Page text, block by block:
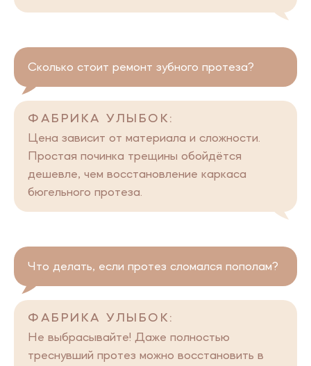
Сколько стоит ремонт зубного протеза?
ФАБРИКА УЛЫБОК:
Цена зависит от материала и сложности.
Простая починка трещины обойдётся
дешевле, чем восстановление каркаса
бюгельного протеза.
Что делать, если протез сломался пополам?
ФАБРИКА УЛЫБОК:
Не выбрасывайте! Даже полностью
треснувший протез можно восстановить в